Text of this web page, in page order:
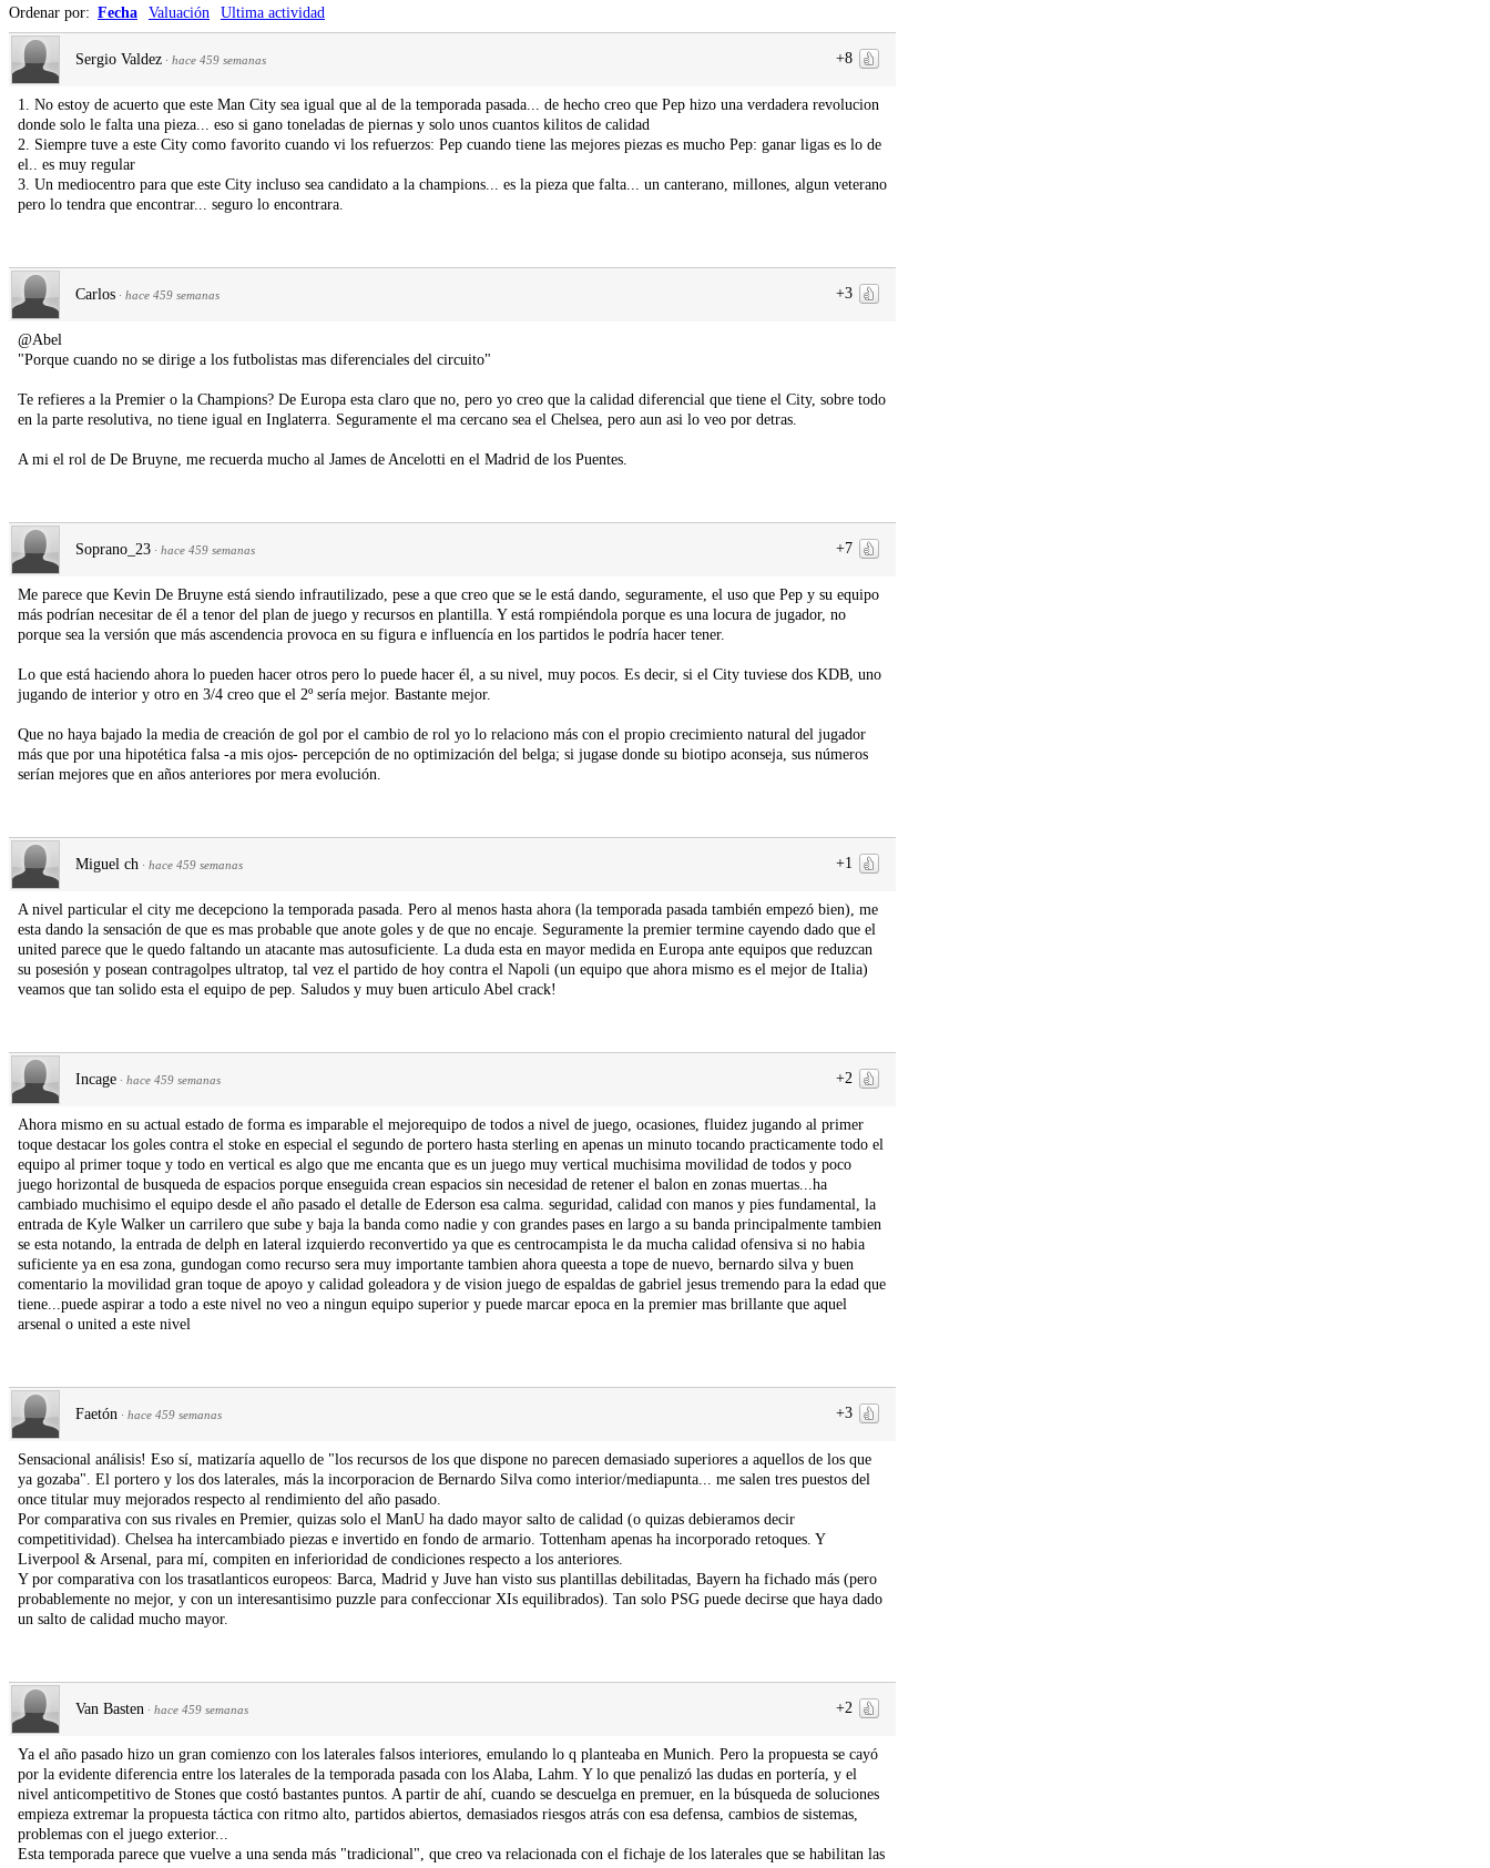
Ordenar por: Fecha Valuación Ultima actividad
+8
Sergio Valdez · hace 459 semanas
1. No estoy de acuerto que este Man City sea igual que al de la temporada pasada... de hecho creo que Pep hizo una verdadera revolucion
donde solo le falta una pieza... eso si gano toneladas de piernas y solo unos cuantos kilitos de calidad
2. Siempre tuve a este City como favorito cuando vi los refuerzos: Pep cuando tiene las mejores piezas es mucho Pep: ganar ligas es lo de
el.. es muy regular
3. Un mediocentro para que este City incluso sea candidato a la champions... es la pieza que falta... un canterano, millones, algun veterano
pero lo tendra que encontrar... seguro lo encontrara.
+3
Carlos · hace 459 semanas
@Abel
"Porque cuando no se dirige a los futbolistas mas diferenciales del circuito"
Te refieres a la Premier o la Champions? De Europa esta claro que no, pero yo creo que la calidad diferencial que tiene el City, sobre todo
en la parte resolutiva, no tiene igual en Inglaterra. Seguramente el ma cercano sea el Chelsea, pero aun asi lo veo por detras.
A mi el rol de De Bruyne, me recuerda mucho al James de Ancelotti en el Madrid de los Puentes.
+7
Soprano_23 · hace 459 semanas
Me parece que Kevin De Bruyne está siendo infrautilizado, pese a que creo que se le está dando, seguramente, el uso que Pep y su equipo
más podrían necesitar de él a tenor del plan de juego y recursos en plantilla. Y está rompiéndola porque es una locura de jugador, no
porque sea la versión que más ascendencia provoca en su figura e influencía en los partidos le podría hacer tener.
Lo que está haciendo ahora lo pueden hacer otros pero lo puede hacer él, a su nivel, muy pocos. Es decir, si el City tuviese dos KDB, uno
jugando de interior y otro en 3/4 creo que el 2º sería mejor. Bastante mejor.
Que no haya bajado la media de creación de gol por el cambio de rol yo lo relaciono más con el propio crecimiento natural del jugador
más que por una hipotética falsa -a mis ojos- percepción de no optimización del belga; si jugase donde su biotipo aconseja, sus números
serían mejores que en años anteriores por mera evolución.
+1
Miguel ch · hace 459 semanas
A nivel particular el city me decepciono la temporada pasada. Pero al menos hasta ahora (la temporada pasada también empezó bien), me
esta dando la sensación de que es mas probable que anote goles y de que no encaje. Seguramente la premier termine cayendo dado que el
united parece que le quedo faltando un atacante mas autosuficiente. La duda esta en mayor medida en Europa ante equipos que reduzcan
su posesión y posean contragolpes ultratop, tal vez el partido de hoy contra el Napoli (un equipo que ahora mismo es el mejor de Italia)
veamos que tan solido esta el equipo de pep. Saludos y muy buen articulo Abel crack!
+2
Incage · hace 459 semanas
Ahora mismo en su actual estado de forma es imparable el mejorequipo de todos a nivel de juego, ocasiones, fluidez jugando al primer
toque destacar los goles contra el stoke en especial el segundo de portero hasta sterling en apenas un minuto tocando practicamente todo el
equipo al primer toque y todo en vertical es algo que me encanta que es un juego muy vertical muchisima movilidad de todos y poco
juego horizontal de busqueda de espacios porque enseguida crean espacios sin necesidad de retener el balon en zonas muertas...ha
cambiado muchisimo el equipo desde el año pasado el detalle de Ederson esa calma. seguridad, calidad con manos y pies fundamental, la
entrada de Kyle Walker un carrilero que sube y baja la banda como nadie y con grandes pases en largo a su banda principalmente tambien
se esta notando, la entrada de delph en lateral izquierdo reconvertido ya que es centrocampista le da mucha calidad ofensiva si no habia
suficiente ya en esa zona, gundogan como recurso sera muy importante tambien ahora queesta a tope de nuevo, bernardo silva y buen
comentario la movilidad gran toque de apoyo y calidad goleadora y de vision juego de espaldas de gabriel jesus tremendo para la edad que
tiene...puede aspirar a todo a este nivel no veo a ningun equipo superior y puede marcar epoca en la premier mas brillante que aquel
arsenal o united a este nivel
+3
Faetón · hace 459 semanas
Sensacional análisis! Eso sí, matizaría aquello de "los recursos de los que dispone no parecen demasiado superiores a aquellos de los que
ya gozaba". El portero y los dos laterales, más la incorporacion de Bernardo Silva como interior/mediapunta... me salen tres puestos del
once titular muy mejorados respecto al rendimiento del año pasado.
Por comparativa con sus rivales en Premier, quizas solo el ManU ha dado mayor salto de calidad (o quizas debieramos decir
competitividad). Chelsea ha intercambiado piezas e invertido en fondo de armario. Tottenham apenas ha incorporado retoques. Y
Liverpool & Arsenal, para mí, compiten en inferioridad de condiciones respecto a los anteriores.
Y por comparativa con los trasatlanticos europeos: Barca, Madrid y Juve han visto sus plantillas debilitadas, Bayern ha fichado más (pero
probablemente no mejor, y con un interesantisimo puzzle para confeccionar XIs equilibrados). Tan solo PSG puede decirse que haya dado
un salto de calidad mucho mayor.
+2
Van Basten · hace 459 semanas
Ya el año pasado hizo un gran comienzo con los laterales falsos interiores, emulando lo q planteaba en Munich. Pero la propuesta se cayó
por la evidente diferencia entre los laterales de la temporada pasada con los Alaba, Lahm. Y lo que penalizó las dudas en portería, y el
nivel anticompetitivo de Stones que costó bastantes puntos. A partir de ahí, cuando se descuelga en premuer, en la búsqueda de soluciones
empieza extremar la propuesta táctica con ritmo alto, partidos abiertos, demasiados riesgos atrás con esa defensa, cambios de sistemas,
problemas con el juego exterior...
Esta temporada parece que vuelve a una senda más "tradicional", que creo va relacionada con el fichaje de los laterales que se habilitan las